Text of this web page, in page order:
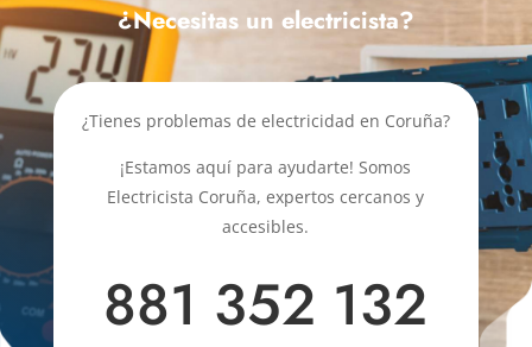
¿Necesitas un electricista?
¿Tienes problemas de electricidad en Coruña?
¡Estamos aquí para ayudarte! Somos
Electricista Coruña, expertos cercanos y
accesibles.
881 352 132